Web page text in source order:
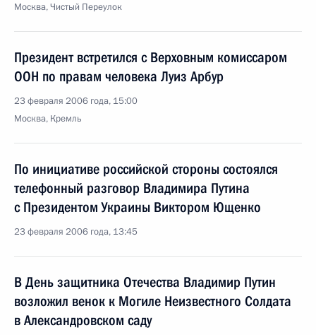
Москва, Чистый Переулок
Президент встретился с Верховным комиссаром
ООН по правам человека Луиз Арбур
23 февраля 2006 года, 15:00
Москва, Кремль
По инициативе российской стороны состоялся
телефонный разговор Владимира Путина
с Президентом Украины Виктором Ющенко
23 февраля 2006 года, 13:45
В День защитника Отечества Владимир Путин
возложил венок к Могиле Неизвестного Солдата
в Александровском саду